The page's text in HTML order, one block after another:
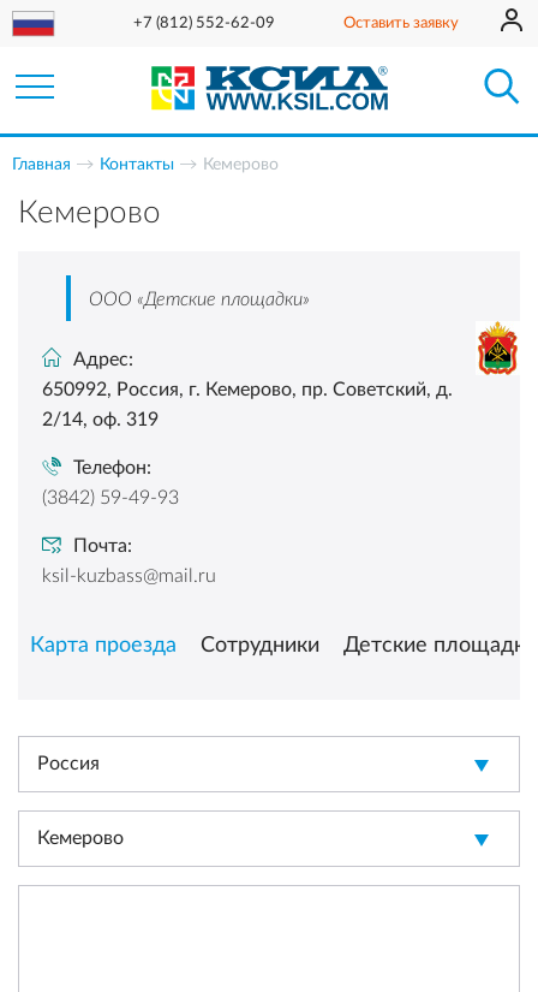
+7 (812) 552-62-09 Оставить заявку
Главная Контакты Кемерово
Кемерово
ООО «Детские площадки»
Адрес:
650992, Россия, г. Кемерово, пр. Советский, д.
2/14, оф. 319
Телефон:
(3842) 59-49-93
Почта:
ksil-kuzbass@mail.ru
Карта проезда Сотрудники Детские площадки
Россия
Кемерово